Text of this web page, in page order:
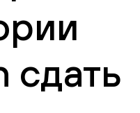
сдать